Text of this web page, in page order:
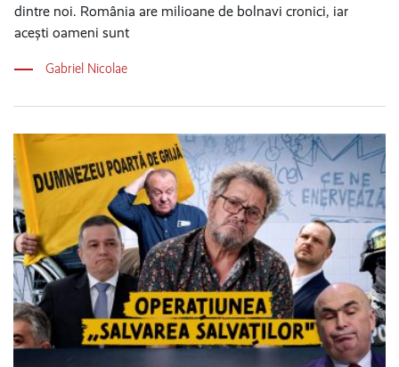
dintre noi. România are milioane de bolnavi cronici, iar
acești oameni sunt
Gabriel Nicolae